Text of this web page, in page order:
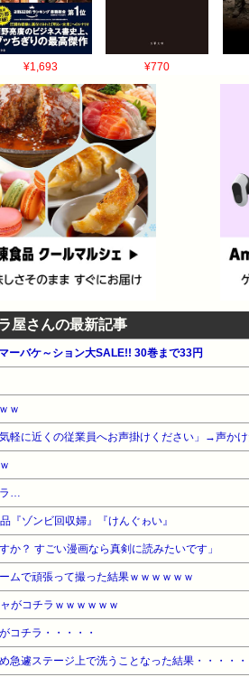
¥1,693 ¥770
屋さんの最新記事
ーバケ～ション大SALE!! 30巻まで33円
ｗ
軽に近くの従業員へお声掛けください」→声か
…
『ゾンビ回収婦』『けんぐゎい』
？ すごい漫画なら真剣に読みたいです」
ムで頑張って撮った結果ｗｗｗｗｗｗ
がコチラｗｗｗｗｗｗ
コチラ・・・・・
急遽ステージ上で洗うことなった結果・・・・・